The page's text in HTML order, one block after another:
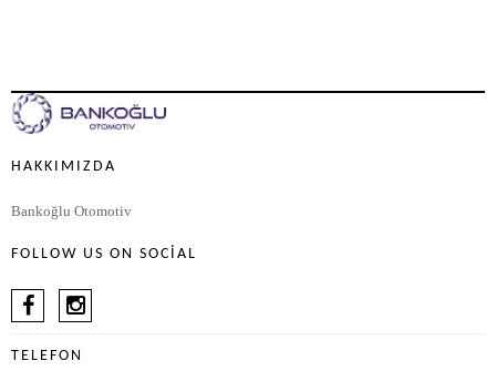
HAKKIMIZDA
Bankoğlu Otomotiv
FOLLOW US ON SOCIAL
TELEFON